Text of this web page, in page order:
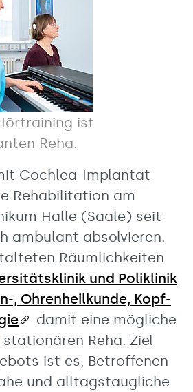
ist
Reha.
Cochlea-Implantat
Rehabilitation am
Halle (Saale) seit
ambulant absolvieren.
Räumlichkeiten
und Poliklinik
, Ohrenheilkunde, Kopf-
damit eine mögliche
Reha. Ziel
ist es, Betroffenen
und alltagstaugliche